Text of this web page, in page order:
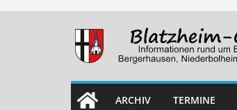
Skip
ARCHIV TERMINE